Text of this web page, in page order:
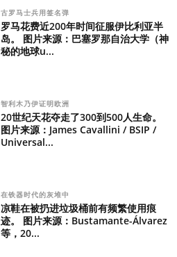
古罗马士兵用签名弹
罗马花费近200年时间征服伊比利亚半
岛。 图片来源：巴塞罗那自治大学（神
秘的地球u...
智利木乃伊证明欧洲
20世纪天花夺走了300到500人生命。
图片来源：James Cavallini / BSIP /
Universal...
在铁器时代的灰堆中
凉鞋在被扔进垃圾桶前有频繁使用痕
迹。 图片来源：Bustamante-Álvarez
等，20...